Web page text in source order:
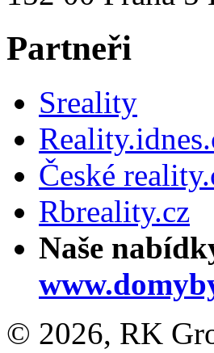
Partneři
Sreality
České
Rbreality.cz
Naše
© 2026, RK